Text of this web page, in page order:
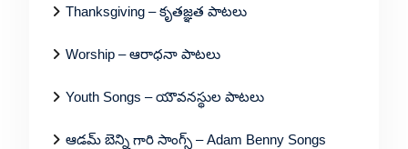
Thanksgiving – కృతజ్ఞత పాటలు
Worship – ఆరాధనా పాటలు
Youth Songs – యౌవనస్థుల పాటలు
ఆడమ్ బెన్ని గారి సాంగ్స్ – Adam Benny Songs